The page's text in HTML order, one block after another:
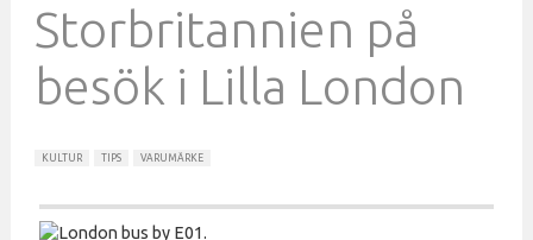
Storbritannien på
besök i Lilla London
KULTUR TIPS VARUMÄRKE